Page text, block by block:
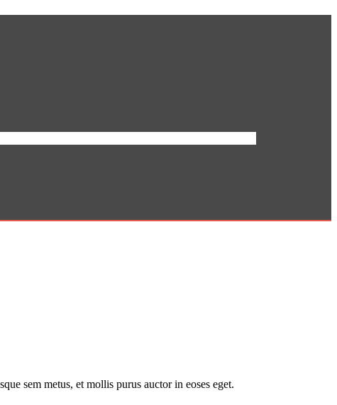
sem metus, et mollis purus auctor in eoses eget.